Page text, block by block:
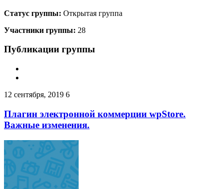
Статус группы: Открытая группа
Участники группы: 28
Публикации группы
12 сентября, 2019 6
Плагин электронной коммерции wpStore.
Важные изменения.